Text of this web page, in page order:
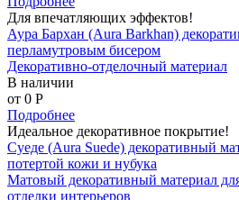
Для впечатляющих эффектов!
Аура Бархан (Aura Barkhan)
перламутровым бисером
Декоративно-отделочный материал
В наличии
от 0 P
Подробнее
Идеальное декоративное покрытие!
Суеде (Aura Suede) декоративный
потертой кожи и нубука
Матовый декоративный материал
отделки интерьеров